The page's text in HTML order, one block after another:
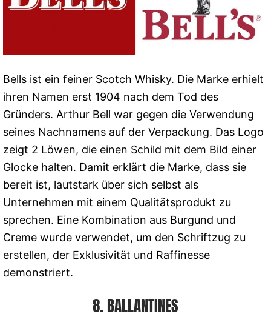
Bells ist ein feiner Scotch Whisky. Die Marke erhielt
ihren Namen erst 1904 nach dem Tod des
Gründers. Arthur Bell war gegen die Verwendung
seines Nachnamens auf der Verpackung. Das Logo
zeigt 2 Löwen, die einen Schild mit dem Bild einer
Glocke halten. Damit erklärt die Marke, dass sie
bereit ist, lautstark über sich selbst als
Unternehmen mit einem Qualitätsprodukt zu
sprechen. Eine Kombination aus Burgund und
Creme wurde verwendet, um den Schriftzug zu
erstellen, der Exklusivität und Raffinesse
demonstriert.
8. BALLANTINES